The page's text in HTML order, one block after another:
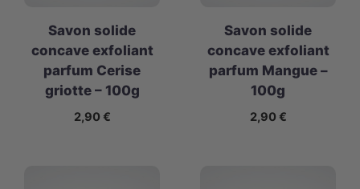
Savon solide
concave exfoliant
parfum Cerise
griotte – 100g
2,90 €
Savon solide
concave exfoliant
parfum Mangue –
100g
2,90 €